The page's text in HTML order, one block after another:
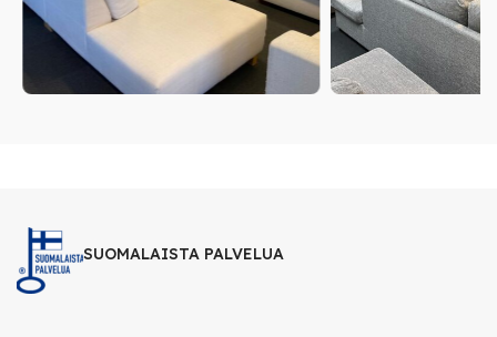
SUOMALAISTA PALVELUA